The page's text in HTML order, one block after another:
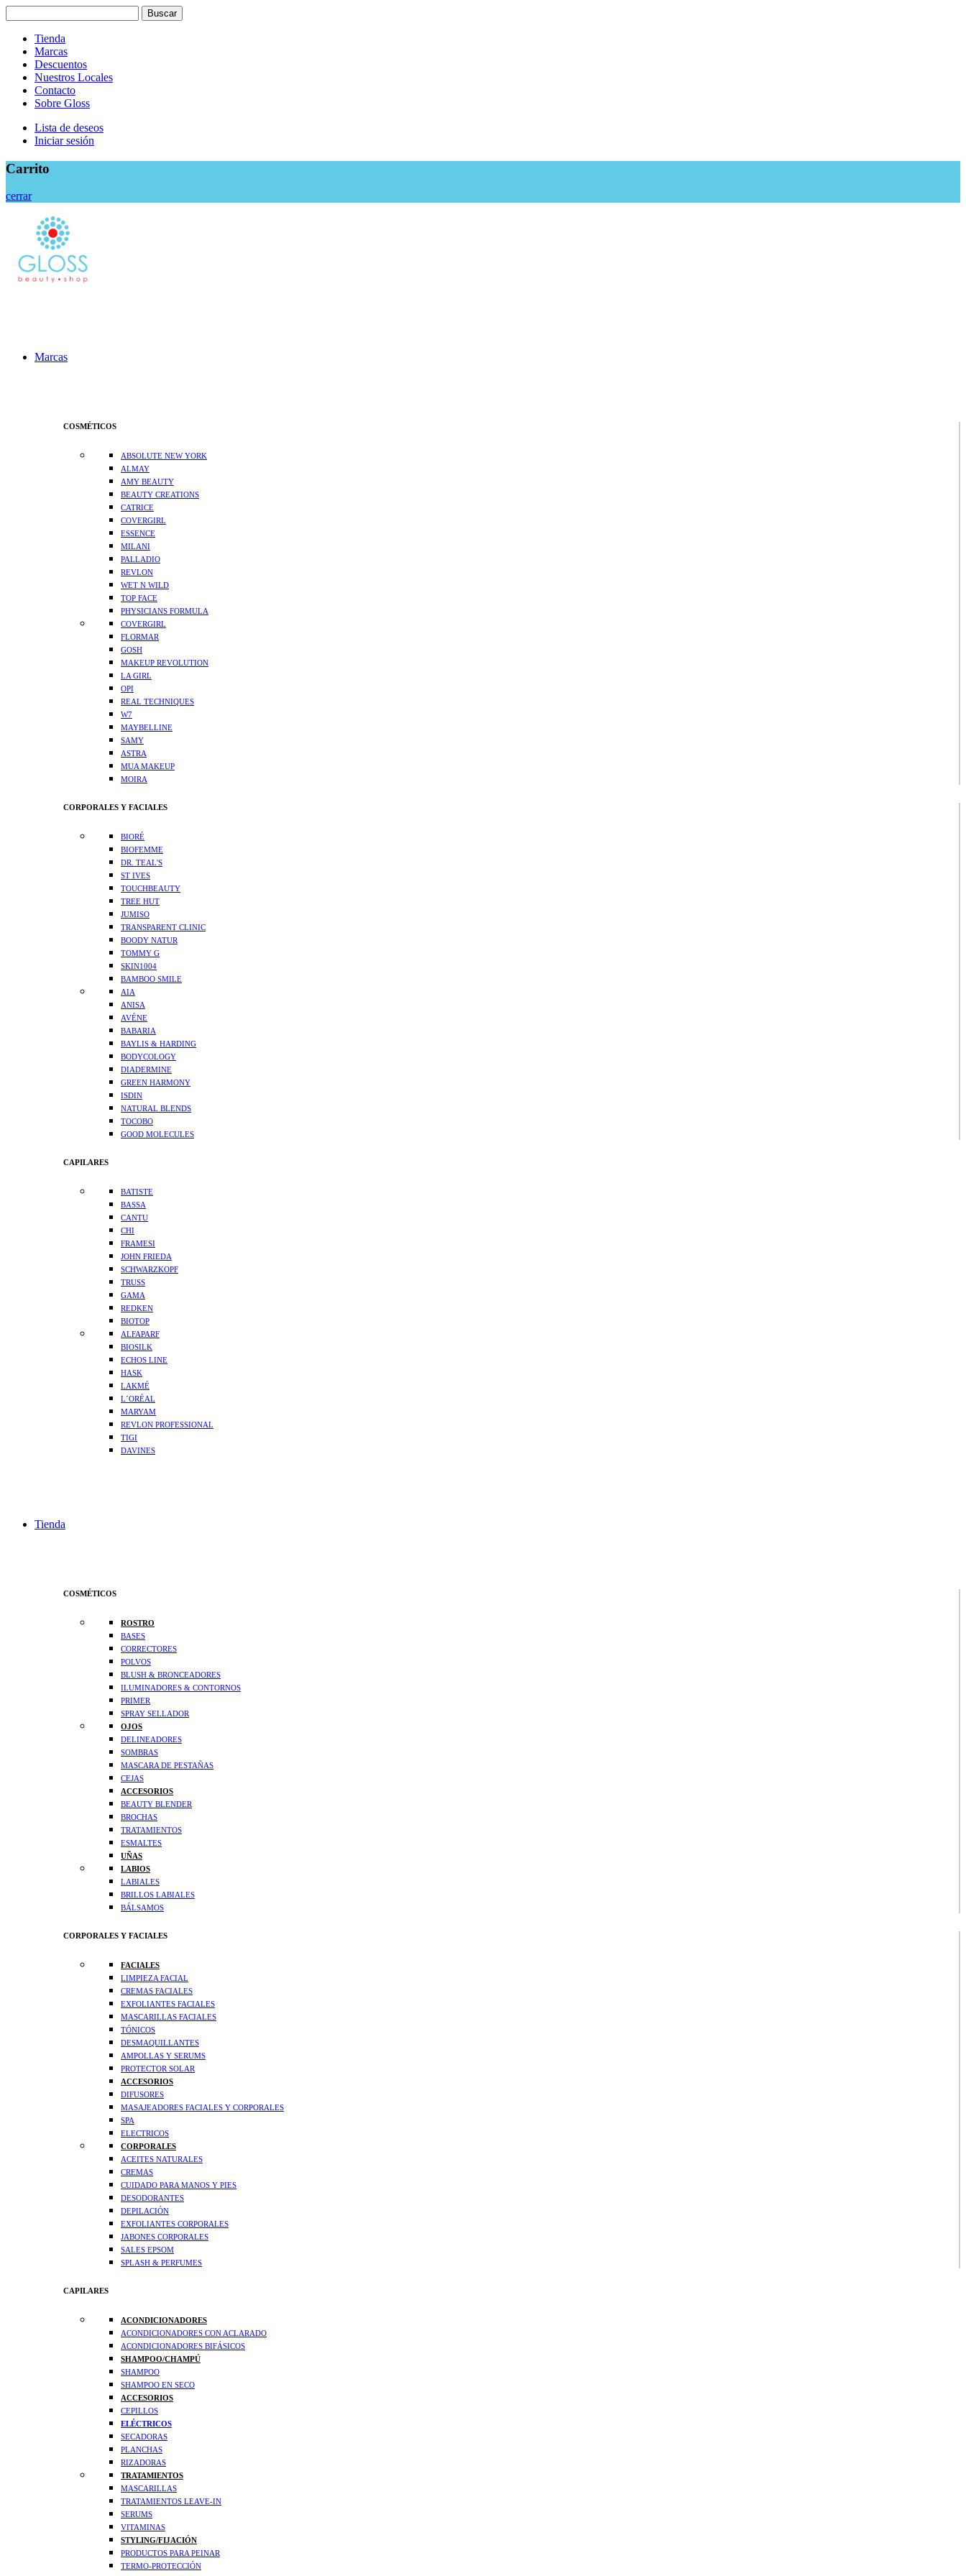
for:
Buscar
Tienda
Marcas
Descuentos
Nuestros Locales
Contacto
Sobre Gloss
Lista de deseos
Iniciar sesión
Carrito
cerrar
Marcas
COSMÉTICOS
ABSOLUTE NEW YORK
ALMAY
AMY BEAUTY
BEAUTY CREATIONS
CATRICE
COVERGIRL
ESSENCE
MILANI
PALLADIO
REVLON
WET N WILD
TOP FACE
PHYSICIANS FORMULA
COVERGIRL
FLORMAR
GOSH
MAKEUP REVOLUTION
LA GIRL
OPI
REAL TECHNIQUES
W7
MAYBELLINE
SAMY
ASTRA
MUA MAKEUP
MOIRA
CORPORALES Y FACIALES
BIORÉ
BIOFEMME
DR. TEAL'S
ST IVES
TOUCHBEAUTY
TREE HUT
JUMISO
TRANSPARENT CLINIC
BOODY NATUR
TOMMY G
SKIN1004
BAMBOO SMILE
AIA
ANISA
AVÉNE
BABARIA
BAYLIS & HARDING
BODYCOLOGY
DIADERMINE
GREEN HARMONY
ISDIN
NATURAL BLENDS
TOCOBO
GOOD MOLECULES
CAPILARES
BATISTE
BASSA
CANTU
CHI
FRAMESI
JOHN FRIEDA
SCHWARZKOPF
TRUSS
GAMA
REDKEN
BIOTOP
ALFAPARF
BIOSILK
ECHOS LINE
HASK
LAKMÉ
L´ORÉAL
MARYAM
REVLON PROFESSIONAL
TIGI
DAVINES
Tienda
COSMÉTICOS
ROSTRO
BASES
CORRECTORES
POLVOS
BLUSH & BRONCEADORES
ILUMINADORES & CONTORNOS
PRIMER
SPRAY SELLADOR
OJOS
DELINEADORES
SOMBRAS
MASCARA DE PESTAÑAS
CEJAS
ACCESORIOS
BEAUTY BLENDER
BROCHAS
TRATAMIENTOS
ESMALTES
UÑAS
LABIOS
LABIALES
BRILLOS LABIALES
BÁLSAMOS
CORPORALES Y FACIALES
FACIALES
LIMPIEZA FACIAL
CREMAS FACIALES
EXFOLIANTES FACIALES
MASCARILLAS FACIALES
TÓNICOS
DESMAQUILLANTES
AMPOLLAS Y SERUMS
PROTECTOR SOLAR
ACCESORIOS
DIFUSORES
MASAJEADORES FACIALES Y CORPORALES
SPA
ELECTRICOS
CORPORALES
ACEITES NATURALES
CREMAS
CUIDADO PARA MANOS Y PIES
DESODORANTES
DEPILACIÓN
EXFOLIANTES CORPORALES
JABONES CORPORALES
SALES EPSOM
SPLASH & PERFUMES
CAPILARES
ACONDICIONADORES
ACONDICIONADORES CON ACLARADO
ACONDICIONADORES BIFÁSICOS
SHAMPOO/CHAMPÚ
SHAMPOO
SHAMPOO EN SECO
ACCESORIOS
CEPILLOS
ELÉCTRICOS
SECADORAS
PLANCHAS
RIZADORAS
TRATAMIENTOS
MASCARILLAS
TRATAMIENTOS LEAVE-IN
SERUMS
VITAMINAS
STYLING/FIJACIÓN
PRODUCTOS PARA PEINAR
TERMO-PROTECCIÓN